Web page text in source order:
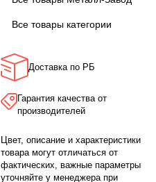
Все товары категории
Доставка по РБ
Гарантия качества от
производителей
Цвет, описание и характеристики
товара могут отличаться от
фактических, важные параметры
уточняйте у менеджера при